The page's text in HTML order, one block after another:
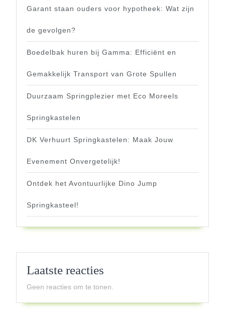
Garant staan ouders voor hypotheek: Wat zijn
de gevolgen?
Boedelbak huren bij Gamma: Efficiënt en
Gemakkelijk Transport van Grote Spullen
Duurzaam Springplezier met Eco Moreels
Springkastelen
DK Verhuurt Springkastelen: Maak Jouw
Evenement Onvergetelijk!
Ontdek het Avontuurlijke Dino Jump
Springkasteel!
Laatste reacties
Geen reacties om te tonen.